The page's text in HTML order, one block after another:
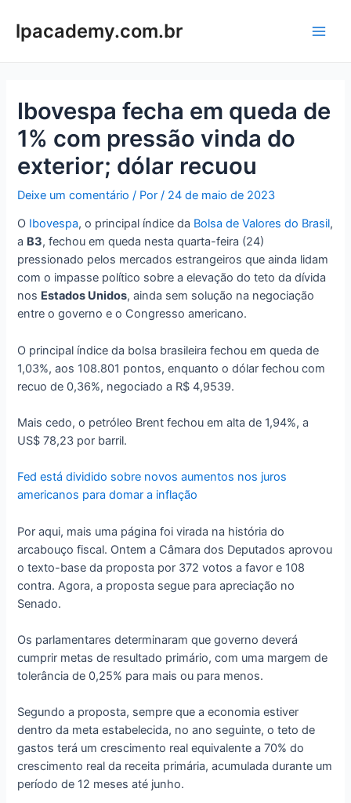
paralpacademy.com.br
Ibovespa fecha em queda de
1% com pressão vinda do
exterior; dólar recuou
Deixe um comentário / Por/ 24 de maio de 2023
O Ibovespa, o principal índice da Bolsa de Valores do Brasil,
a B3, fechou em queda nesta quarta-feira (24)
pressionado pelos mercados estrangeiros que ainda lidam
com o impasse político sobre a elevação do teto da dívida
nos Estados Unidos, ainda sem solução na negociação
entre o governo e o Congresso americano.
O principal índice da bolsa brasileira fechou em queda de
1,03%, aos 108.801 pontos, enquanto o dólar fechou com
recuo de 0,36%, negociado a R$ 4,9539.
Mais cedo, o petróleo Brent fechou em alta de 1,94%, a
US$ 78,23 por barril.
Fed está dividido sobre novos aumentos nos juros
americanos para domar a inflação
Por aqui, mais uma página foi virada na história do
arcabouço fiscal. Ontem a Câmara dos Deputados aprovou
o texto-base da proposta por 372 votos a favor e 108
contra. Agora, a proposta segue para apreciação no
Senado.
Os parlamentares determinaram que governo deverá
cumprir metas de resultado primário, com uma margem de
tolerância de 0,25% para mais ou para menos.
Segundo a proposta, sempre que a economia estiver
dentro da meta estabelecida, no ano seguinte, o teto de
gastos terá um crescimento real equivalente a 70% do
crescimento real da receita primária, acumulada durante um
período de 12 meses até junho.